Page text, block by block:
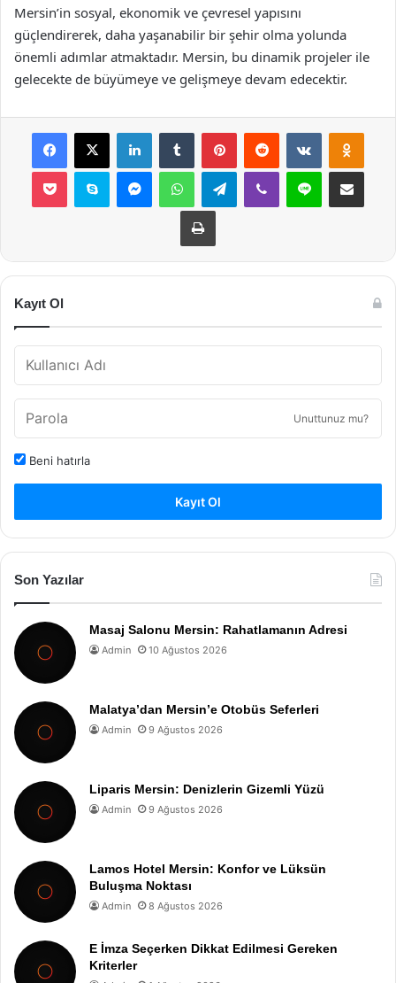
Mersin’in sosyal, ekonomik ve çevresel yapısını
güçlendirerek, daha yaşanabilir bir şehir olma yolunda
önemli adımlar atmaktadır. Mersin, bu dinamik projeler ile
gelecekte de büyümeye ve gelişmeye devam edecektir.
Facebook
X LinkedInTumblr PinterestReddit VKontakte
Pocket Skype MessengerWhatsAppTelegramViber Line E-Posta ile
Yazdır
Kayıt Ol
Unuttunuz mu?
Beni hatırla
Kayıt Ol
Son Yazılar
Masaj Salonu Mersin: Rahatlamanın Adresi
Admin 10 Ağustos 2026
Malatya’dan Mersin’e Otobüs Seferleri
Admin 9 Ağustos 2026
Liparis Mersin: Denizlerin Gizemli Yüzü
Admin 9 Ağustos 2026
Lamos Hotel Mersin: Konfor ve Lüksün
Buluşma Noktası
Admin 8 Ağustos 2026
E İmza Seçerken Dikkat Edilmesi Gereken
Kriterler